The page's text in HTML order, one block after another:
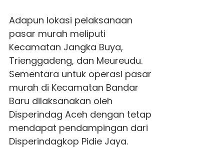
Adapun lokasi pelaksanaan
pasar murah meliputi
Kecamatan Jangka Buya,
Trienggadeng, dan Meureudu.
Sementara untuk operasi pasar
murah di Kecamatan Bandar
Baru dilaksanakan oleh
Disperindag Aceh dengan tetap
mendapat pendampingan dari
Disperindagkop Pidie Jaya.